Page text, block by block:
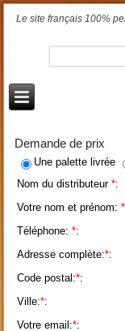
Le site français 100%
Demande de prix
Une palette livrée
Nom du distributeur*:
Votre nom et prénom:*
Téléphone:*:
Adresse complète:*:
Code postal:*:
Ville:*:
Votre email:*: